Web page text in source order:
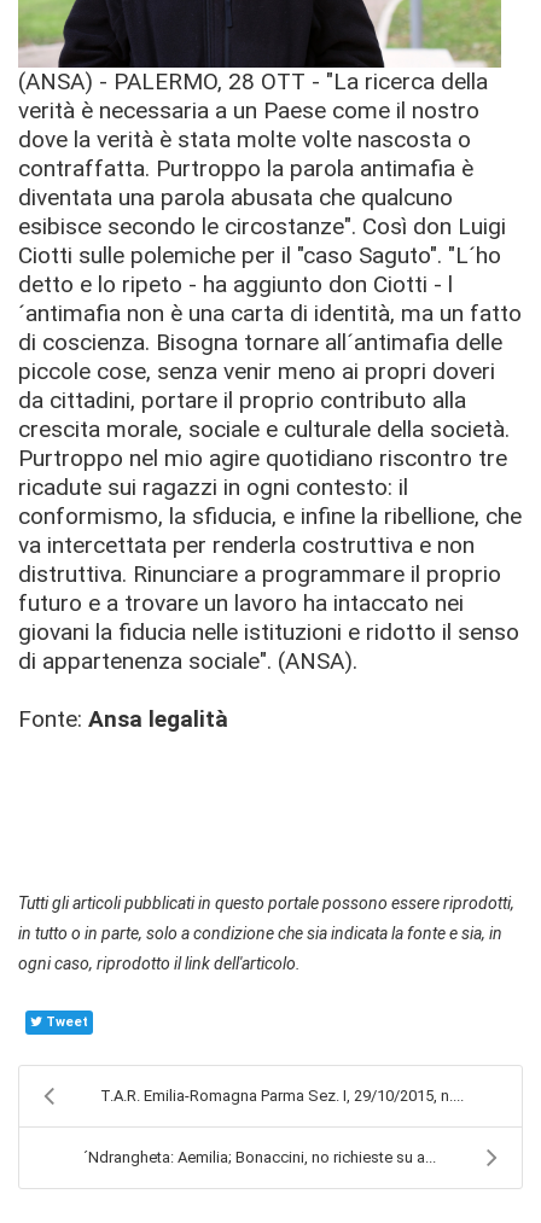
(ANSA) - PALERMO, 28 OTT - "La ricerca della
verità è necessaria a un Paese come il nostro
dove la verità è stata molte volte nascosta o
contraffatta. Purtroppo la parola antimafia è
diventata una parola abusata che qualcuno
esibisce secondo le circostanze". Così don Luigi
Ciotti sulle polemiche per il "caso Saguto". "L´ho
detto e lo ripeto - ha aggiunto don Ciotti - l
´antimafia non è una carta di identità, ma un fatto
di coscienza. Bisogna tornare all´antimafia delle
piccole cose, senza venir meno ai propri doveri
da cittadini, portare il proprio contributo alla
crescita morale, sociale e culturale della società.
Purtroppo nel mio agire quotidiano riscontro tre
ricadute sui ragazzi in ogni contesto: il
conformismo, la sfiducia, e infine la ribellione, che
va intercettata per renderla costruttiva e non
distruttiva. Rinunciare a programmare il proprio
futuro e a trovare un lavoro ha intaccato nei
giovani la fiducia nelle istituzioni e ridotto il senso
di appartenenza sociale". (ANSA).
Fonte: Ansa legalità
Tutti gli articoli pubblicati in questo portale possono essere riprodotti,
in tutto o in parte, solo a condizione che sia indicata la fonte e sia, in
ogni caso, riprodotto il link dell'articolo.
Tweet
T.A.R. Emilia-Romagna Parma Sez. I, 29/10/2015, n....
´Ndrangheta: Aemilia; Bonaccini, no richieste su a...